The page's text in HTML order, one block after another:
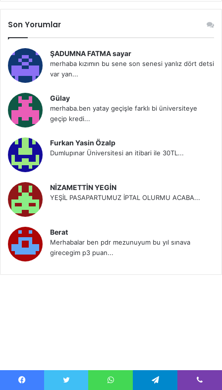
Son Yorumlar
ŞADUMNA FATMA sayar
merhaba kızımın bu sene son senesi yanlız dört detsi
var yan...
Gülay
merhaba.ben yatay geçişle farklı bi üniversiteye
geçip kredi...
Furkan Yasin Özalp
Dumlupınar Üniversitesi an itibari ile 30TL...
NİZAMETTİN YEGİN
YEŞİL PASAPARTUMUZ İPTAL OLURMU ACABA...
Berat
Merhabalar ben pdr mezunuyum bu yıl sınava
girecegim p3 puan...